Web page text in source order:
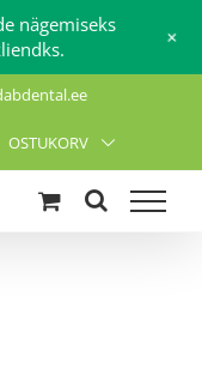
OSTUKORV
nägemiseks
+